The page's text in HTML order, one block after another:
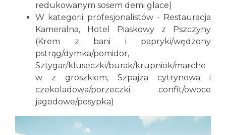
redukowanym sosem demi glace)
W kategorii profesjonalistów - Restauracja
Kameralna, Hotel Piaskowy z Pszczyny
(Krem z bani i papryki/wędzony
pstrąg/dymka/pomidor,
Sztygar/kluseczki/burak/krupniok/marche
w z groszkiem, Szpajza cytrynowa i
czekoladowa/porzeczki confit/owoce
jagodowe/posypka)